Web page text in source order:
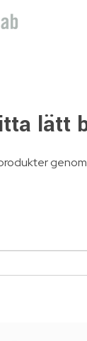
lätt